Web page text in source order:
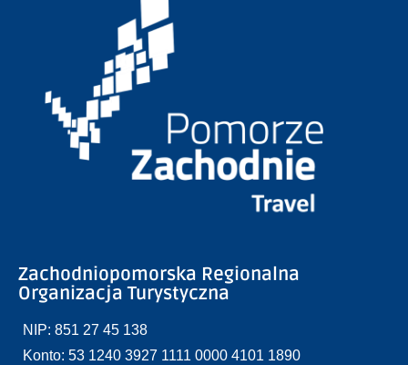
Zachodniopomorska Regionalna
Organizacja Turystyczna
NIP: 851 27 45 138
Konto: 53 1240 3927 1111 0000 4101 1890